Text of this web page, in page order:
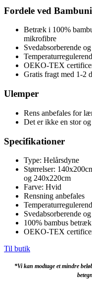
Fordele ved
Betræk i 100%
mikrofibre
Svedabsorberende
OEKO-TEX
Gratis fragt med 1-2
Ulemper
Rens anbefales for
Det er ikke en stor
Specifikationer
Type: Helårsdyne
Størrelser:
og 240x220cm
Farve: Hvid
Rensning anbefales
Svedabsorberende
100% bambus betræk
OEKO-TEX
Til butik
*Vi kan modtage et mindre